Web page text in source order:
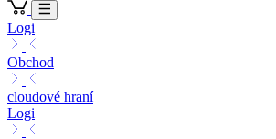
Logi
Obchod
cloudové hraní
Logi